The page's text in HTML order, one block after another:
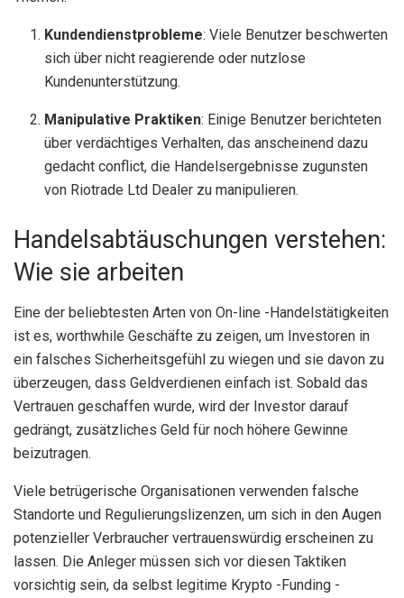
Kundendienstprobleme: Viele Benutzer beschwerten
sich über nicht reagierende oder nutzlose
Kundenunterstützung.
Manipulative Praktiken: Einige Benutzer berichteten
über verdächtiges Verhalten, das anscheinend dazu
gedacht conflict, die Handelsergebnisse zugunsten
von Riotrade Ltd Dealer zu manipulieren.
Handelsabtäuschungen verstehen:
Wie sie arbeiten
Eine der beliebtesten Arten von On-line -Handelstätigkeiten
ist es, worthwhile Geschäfte zu zeigen, um Investoren in
ein falsches Sicherheitsgefühl zu wiegen und sie davon zu
überzeugen, dass Geldverdienen einfach ist. Sobald das
Vertrauen geschaffen wurde, wird der Investor darauf
gedrängt, zusätzliches Geld für noch höhere Gewinne
beizutragen.
Viele betrügerische Organisationen verwenden falsche
Standorte und Regulierungslizenzen, um sich in den Augen
potenzieller Verbraucher vertrauenswürdig erscheinen zu
lassen. Die Anleger müssen sich vor diesen Taktiken
vorsichtig sein, da selbst legitime Krypto -Funding -